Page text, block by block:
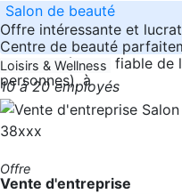
Salon de beauté
Offre intéressante et
Centre de beauté
avec une équipe fiable de
personnes), à
Loisirs & Wellness
10 à 20 employés
38xxx
Offre
Vente d'entreprise